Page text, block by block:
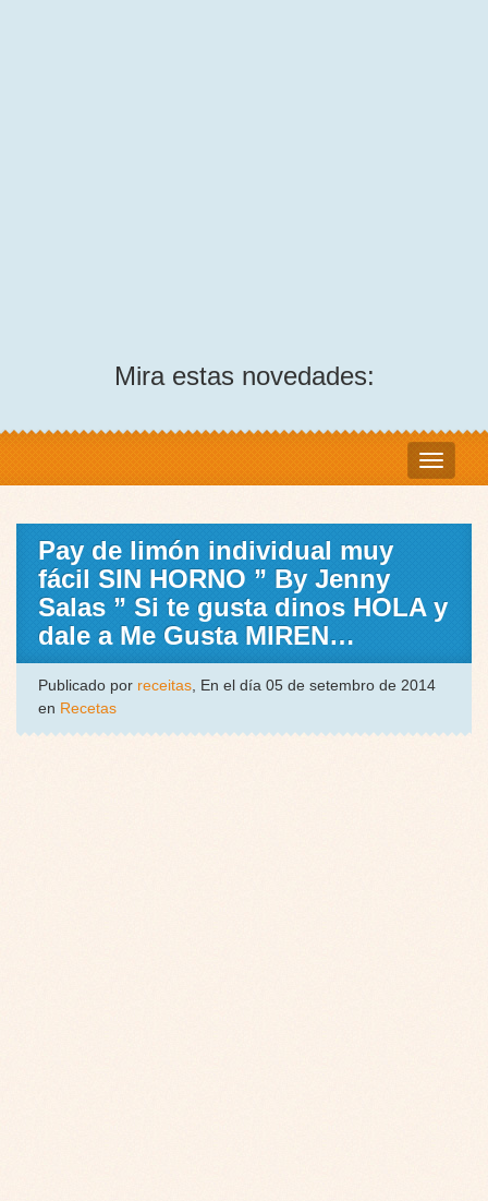
Mira estas novedades:
Pay de limón individual muy
fácil SIN HORNO ” By Jenny
Salas ” Si te gusta dinos HOLA y
dale a Me Gusta MIREN…
Publicado por receitas, En el día 05 de setembro de 2014
en Recetas